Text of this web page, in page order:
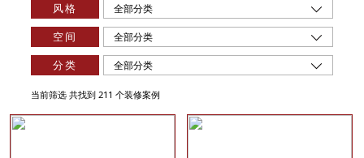
风格 全部分类
空间 全部分类
分类 全部分类
当前筛选 共找到 211 个装修案例